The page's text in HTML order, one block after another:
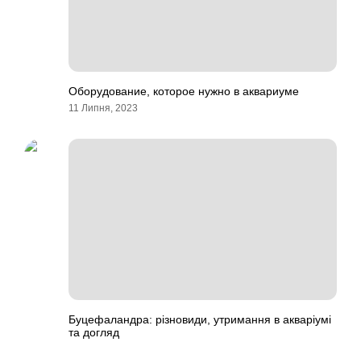
Оборудование, которое нужно в аквариуме
11 Липня, 2023
Буцефаландра: різновиди, утримання в акваріумі
та догляд